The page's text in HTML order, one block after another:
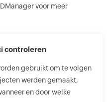
voor meer
controleren
gebruikt om te volgen
werden gemaakt,
en door welke